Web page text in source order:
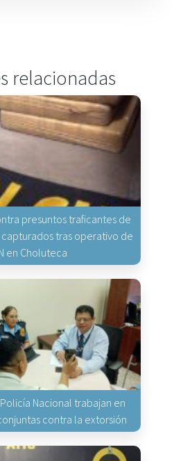
relacionadas
presuntos traficantes de
tras operativo de
en Choluteca
Nacional trabajan en
contra la extorsión